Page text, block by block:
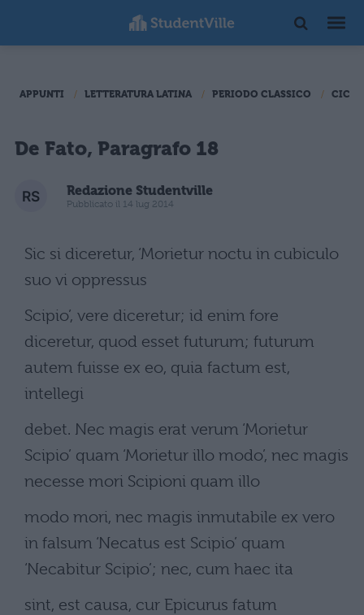
APPUNTI LETTERATURA LATINA PERIODO CLASSICO
De Fato, Paragrafo 18
Redazione Studentville
Pubblicato il 14 lug 2014
Sic si diceretur, ‘Morietur noctu in cubiculo
suo vi oppressus
Scipio’, vere diceretur; id enim fore
diceretur, quod esset futurum; futurum
autem fuisse ex eo, quia factum est,
intellegi
debet. Nec magis erat verum ‘Morietur
Scipio’ quam ‘Morietur illo modo’, nec magis
necesse mori Scipioni quam illo
modo mori, nec magis inmutabile ex vero
in falsum ‘Necatus est Scipio’ quam
‘Necabitur Scipio’; nec, cum haec ita
sint, est causa, cur Epicurus fatum